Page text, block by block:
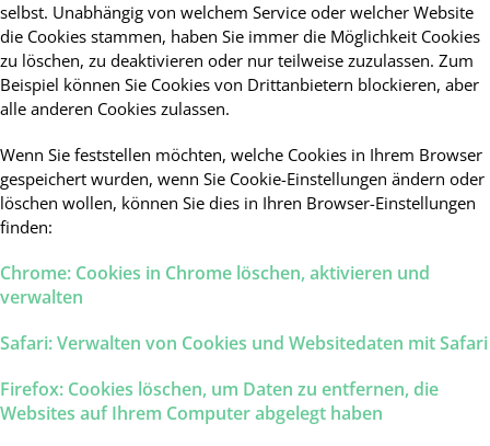
selbst. Unabhängig von welchem Service oder welcher Website
die Cookies stammen, haben Sie immer die Möglichkeit Cookies
zu löschen, zu deaktivieren oder nur teilweise zuzulassen. Zum
Beispiel können Sie Cookies von Drittanbietern blockieren, aber
alle anderen Cookies zulassen.
Wenn Sie feststellen möchten, welche Cookies in Ihrem Browser
gespeichert wurden, wenn Sie Cookie-Einstellungen ändern oder
löschen wollen, können Sie dies in Ihren Browser-Einstellungen
finden:
Chrome: Cookies in Chrome löschen, aktivieren und
verwalten
Safari: Verwalten von Cookies und Websitedaten mit Safari
Firefox: Cookies löschen, um Daten zu entfernen, die
Websites auf Ihrem Computer abgelegt haben